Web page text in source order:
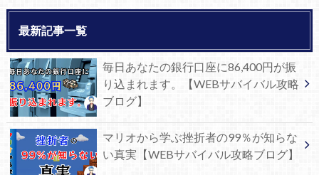
最新記事一覧
毎日あなたの銀行口座に86,400円が振
り込まれます。【WEBサバイバル攻略
ブログ】
マリオから学ぶ挫折者の99％が知らな
い真実【WEBサバイバル攻略ブログ】